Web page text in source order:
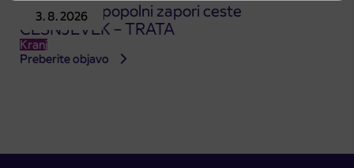
3. 8. 2026
Obvestilo o popolni zapori ceste
ČEŠNJEVEK – TRATA
Kranj
Preberite objavo